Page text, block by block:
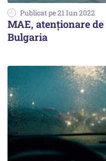
Publicat pe 21 Iun 2022
MAE, atenționare
Bulgaria